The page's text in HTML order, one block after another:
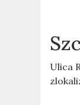
Ulica